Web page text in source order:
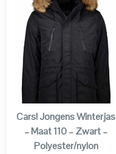
QUICK LOOK
VIEW DETAILS
Cars! Jongens Winterjas
– Maat 110 – Zwart –
Polyester/nylon